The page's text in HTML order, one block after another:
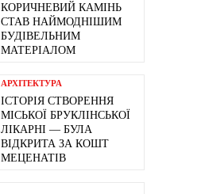
КОРИЧНЕВИЙ КАМІНЬ
СТАВ НАЙМОДНІШИМ
БУДІВЕЛЬНИМ
МАТЕРІАЛОМ
АРХІТЕКТУРА
ІСТОРІЯ СТВОРЕННЯ
МІСЬКОЇ БРУКЛІНСЬКОЇ
ЛІКАРНІ — БУЛА
ВІДКРИТА ЗА КОШТ
МЕЦЕНАТІВ